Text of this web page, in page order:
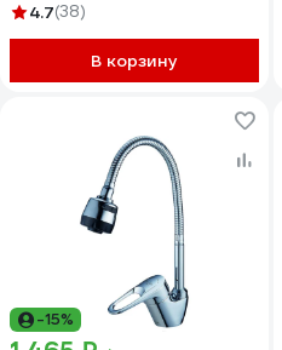
4.7(38)
В корзину
-15%